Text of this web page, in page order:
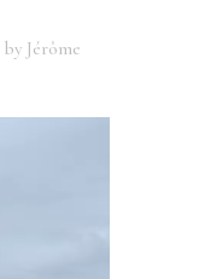
by Jérôme